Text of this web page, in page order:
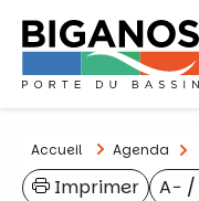
Accueil Agenda
A− /
Imprimer